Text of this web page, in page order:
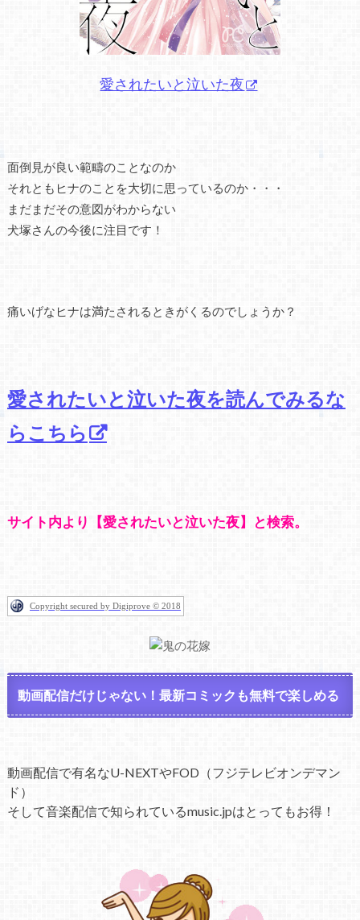
愛されたいと泣いた夜
面倒見が良い範疇のことなのか
それともヒナのことを大切に思っているのか・・・
まだまだその意図がわからない
犬塚さんの今後に注目です！
痛いげなヒナは満たされるときがくるのでしょうか？
愛されたいと泣いた夜を読んでみるな
らこちら
サイト内より【愛されたいと泣いた夜】と検索。
Copyright secured by Digiprove © 2018
動画配信だけじゃない！最新コミックも無料で楽しめる
動画配信で有名なU-NEXTやFOD（フジテレビオンデマン
ド）
そして音楽配信で知られているmusic.jpはとってもお得！